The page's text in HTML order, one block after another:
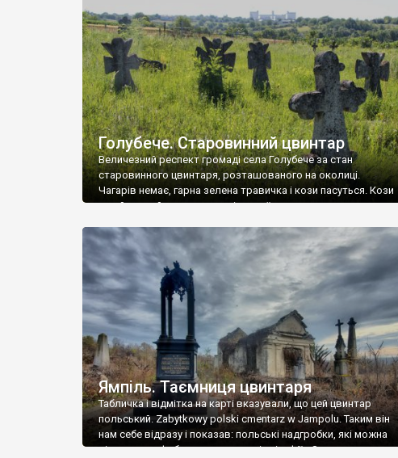
Голубече. Старовинний цвинтар
Величезний респект громаді села Голубече за стан
старовинного цвинтаря, розташованого на околиці.
Чагарів немає, гарна зелена травичка і кози пасуться. Кози
– найкращий регулятор шкідливої, для старих кладовищ,
бруньками, кози ті бруньки обгризають, бо то улюблений
делікатес. На цвинтарі у Голубечому ціла колекція
різноманітних форм хрестів. Село відносно невелике, […]
Ямпіль. Таємниця цвинтаря
Табличка і відмітка на карті вказували, що цей цвинтар
польський. Zabytkowy polski cmentarz w Jampolu. Таким він
нам себе відразу і показав: польські надгробки, які можна
віднести до фабричних, польські епітафії… Загалом цвинтар